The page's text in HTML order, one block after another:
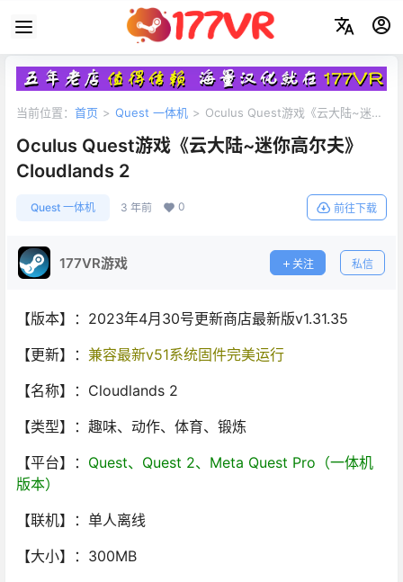
当前位置： 首页 > Quest 一体机 > Oculus Quest游戏《云大陆~迷你
Oculus Quest游戏《云大陆~迷你高尔夫》
Cloudlands 2
Quest 一体机 3 年前 0 前往下载
177VR游戏 关注 私信
【版本】：2023年4月30号更新商店最新版v1.31.35
【更新】： 兼容最新v51系统固件完美运行
【名称】：Cloudlands 2
【类型】：趣味、动作、体育、锻炼
【平台】： Quest、Quest 2、Meta Quest Pro（一体机
版本）
【联机】：单人离线
【大小】：300MB